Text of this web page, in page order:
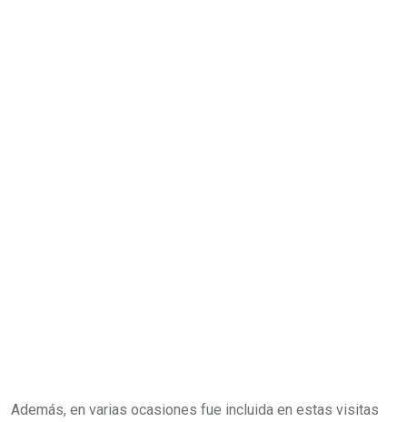
Además, en varias ocasiones fue incluida en estas visitas